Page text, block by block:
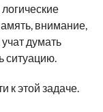
внимание,
думать
ситуацию.
к этой задаче.